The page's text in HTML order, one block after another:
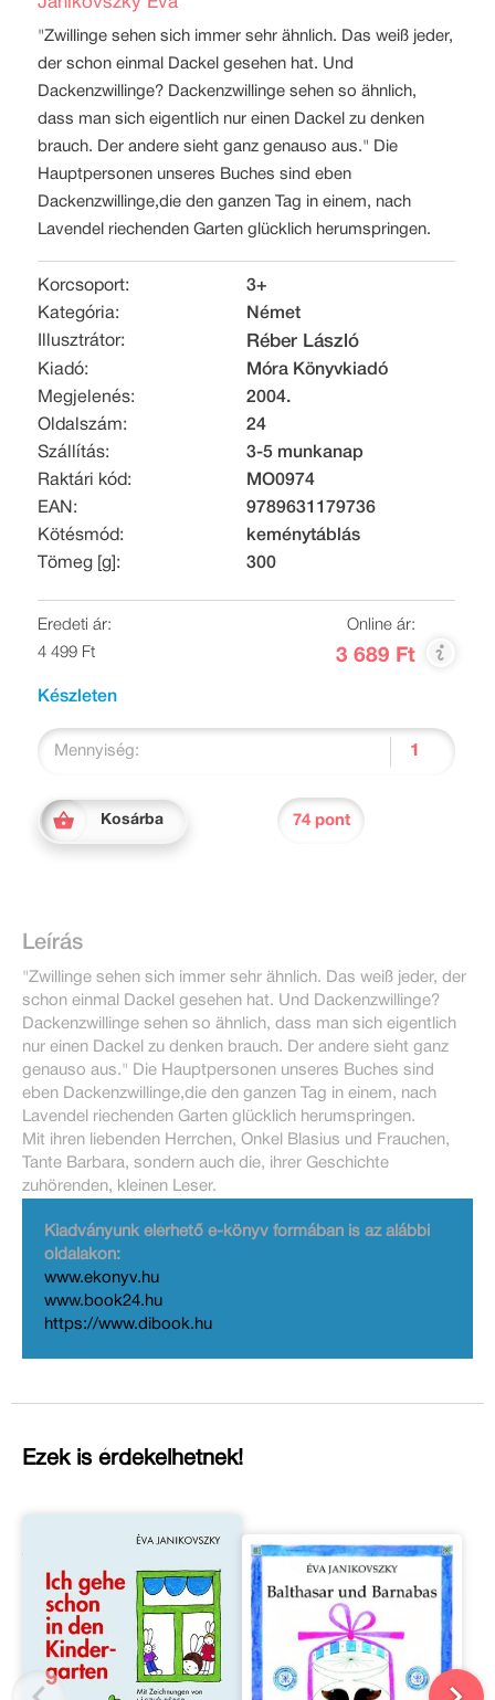
"Zwillinge sehen sich immer sehr ähnlich. Das weiß jeder,
der schon einmal Dackel gesehen hat. Und
Dackenzwillinge? Dackenzwillinge sehen so ähnlich,
dass man sich eigentlich nur einen Dackel zu denken
brauch. Der andere sieht ganz genauso aus." Die
Hauptpersonen unseres Buches sind eben
Dackenzwillinge,die den ganzen Tag in einem, nach
Lavendel riechenden Garten glücklich herumspringen.
Korcsoport:
3+
Kategória:
Német
Illusztrátor:
Réber László
Kiadó:
Móra Könyvkiadó
Megjelenés:
2004.
Oldalszám:
24
Szállítás:
3-5 munkanap
Raktári kód:
MO0974
EAN:
9789631179736
Kötésmód:
keménytáblás
Tömeg [g]:
300
Eredeti ár:
4 499 Ft
Online ár:
3 689 Ft
Készleten
Mennyiség:
Kosárba 74 pont
Leírás
"Zwillinge sehen sich immer sehr ähnlich. Das weiß jeder, der
schon einmal Dackel gesehen hat. Und Dackenzwillinge?
Dackenzwillinge sehen so ähnlich, dass man sich eigentlich
nur einen Dackel zu denken brauch. Der andere sieht ganz
genauso aus." Die Hauptpersonen unseres Buches sind
eben Dackenzwillinge,die den ganzen Tag in einem, nach
Lavendel riechenden Garten glücklich herumspringen.
Mit ihren liebenden Herrchen, Onkel Blasius und Frauchen,
Tante Barbara, sondern auch die, ihrer Geschichte
zuhörenden, kleinen Leser.
Kiadványunk elérhető e-könyv formában is az alábbi
oldalakon:
www.ekonyv.hu
www.book24.hu
https://www.dibook.hu
Ezek is érdekelhetnek!